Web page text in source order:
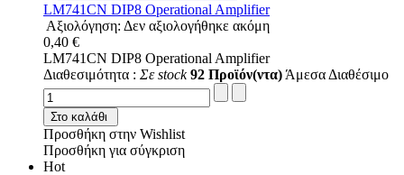
LM741CN DIP8 Operational Amplifier
Αξιολόγηση: Δεν αξιολογήθηκε ακόμη
0,40 €
LM741CN DIP8 Operational Amplifier
Διαθεσιμότητα : Σε stock 92 Προϊόν(ντα) Άμεσα Διαθέσιμο
Στο καλάθι
Προσθήκη στην Wishlist
Προσθήκη για σύγκριση
Hot